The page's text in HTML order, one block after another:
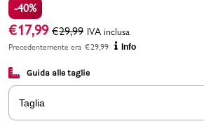
Marchi
-40%
€17,99 €29,99 IVA inclusa
Precedentemente era €29,99 Info
Guida alle taglie
Taglia